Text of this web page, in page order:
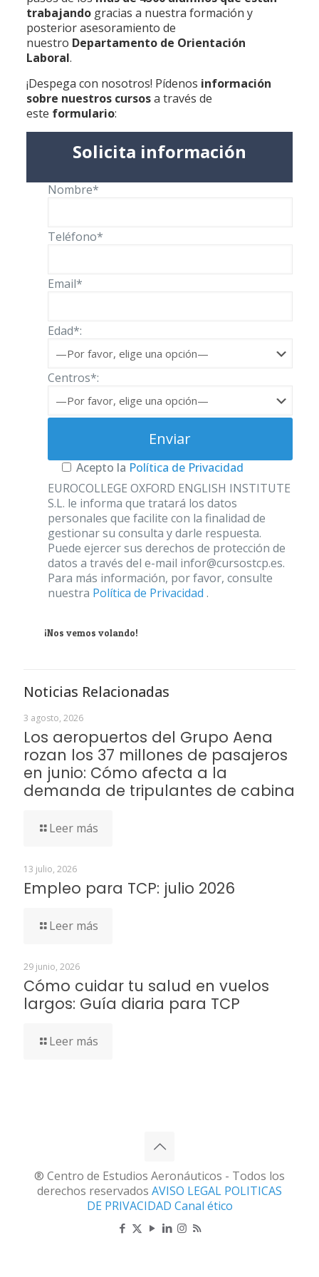
trabajandogracias a nuestra formación y
posterior asesoramiento de
nuestro Departamento de Orientación
Laboral.
¡Despega con nosotros! Pídenos información
sobre nuestros cursosa través de
este formulario:
Solicita información
Nombre*
Teléfono*
Email*
Edad*:
Centros*:
Acepto la Política de Privacidad
EUROCOLLEGE OXFORD ENGLISH INSTITUTE
S.L. le informa que tratará los datos
personales que facilite con la finalidad de
gestionar su consulta y darle respuesta.
Puede ejercer sus derechos de protección de
datos a través del e-mail infor@cursostcp.es.
Para más información, por favor, consulte
nuestra Política de Privacidad .
¡Nos vemos volando!
Noticias Relacionadas
3 agosto, 2026
Los aeropuertos del Grupo Aena
rozan los 37 millones de pasajeros
en junio: Cómo afecta a la
demanda de tripulantes de cabina
Leer más
13 julio, 2026
Empleo para TCP: julio 2026
Leer más
29 junio, 2026
Cómo cuidar tu salud en vuelos
largos: Guía diaria para TCP
Leer más
® Centro de Estudios Aeronáuticos - Todos los
derechos reservados AVISO LEGAL POLITICAS
DE PRIVACIDAD Canal ético